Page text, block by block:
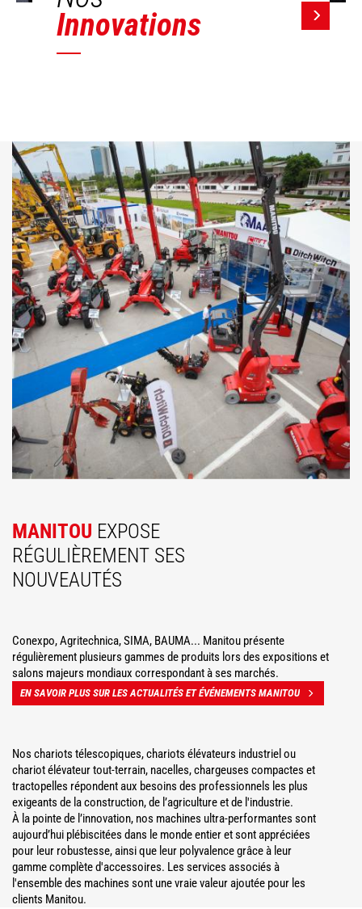
Innovations
MANITOU EXPOSE
RÉGULIÈREMENT SES
NOUVEAUTÉS
Conexpo, Agritechnica, SIMA, BAUMA... Manitou présente
régulièrement plusieurs gammes de produits lors des expositions et
salons majeurs mondiaux correspondant à ses marchés.
EN SAVOIR PLUS SUR LES ACTUALITÉS ET ÉVÉNEMENTS MANITOU
Nos chariots télescopiques, chariots élévateurs industriel ou
chariot élévateur tout-terrain, nacelles, chargeuses compactes et
tractopelles répondent aux besoins des professionnels les plus
exigeants de la construction, de l’agriculture et de l'industrie.
À la pointe de l’innovation, nos machines ultra-performantes sont
aujourd’hui plébiscitées dans le monde entier et sont appréciées
pour leur robustesse, ainsi que leur polyvalence grâce à leur
gamme complète d'accessoires. Les services associés à
l'ensemble des machines sont une vraie valeur ajoutée pour les
clients Manitou.